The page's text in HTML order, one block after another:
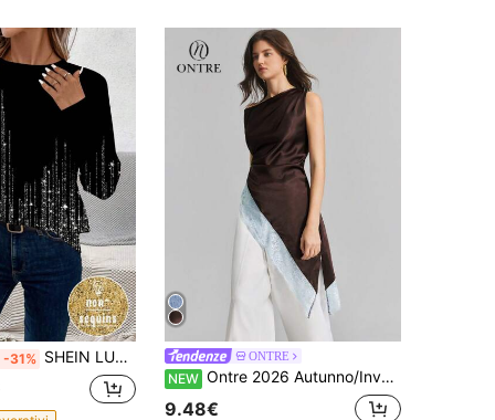
-31% SHEIN LUNE Maglietta casual da donna, a maniche lunghe, con scollo tondo, vestibilità ampia, con glitter, adatta per l'autunno e l'inverno ONTRE
NEW Ontre 2026 Autunno/Inverno Nuova Blusa con Scollo Asimmetrico e Patchwork in Pizzo, Elegante Moderna per Ospite di Matrimonio, Texture di Lusso Francese Romantica Minimalista, Moda Urbana Business Casual, Abbigliamento da Ufficio, Stile Old Money Discreto, Abbigliamento da Donna per Pendolarismo Urbano di Alta Gamma
9.48€